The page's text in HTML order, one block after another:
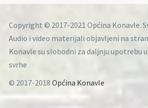
Copyright © 2017-2021 Općina Konavle.
Audio i video materijali objavljeni na
Konavle su slobodni za daljnju upotrebu
svrhe
© 2017-2018 Općina Konavle